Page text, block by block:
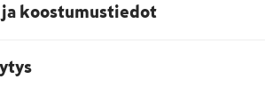
ja koostumustiedot